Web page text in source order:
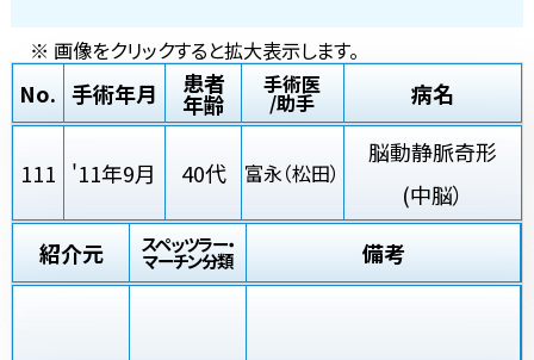
※ 画像をクリックすると拡大表示します。
No. 手術年月 患者
年齢
手術医
/助手 病名
111 '11年9月 40代 富永（松田）
脳動静脈奇形
(中脳）
紹介元
スペッツラー・
マーチン分類 備考